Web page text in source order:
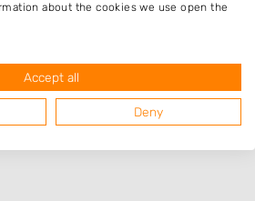
about the cookies we use open the
Accept all
Deny